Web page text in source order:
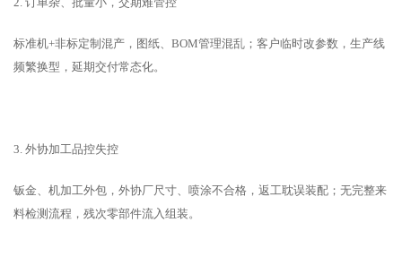
标准机+非标定制混产，图纸、BOM管理混乱；客户临时改参数，生产线
频繁换型，延期交付常态化。
3. 外协加工品控失控
钣金、机加工外包，外协厂尺寸、喷涂不合格，返工耽误装配；无完整来
料检测流程，残次零部件流入组装。